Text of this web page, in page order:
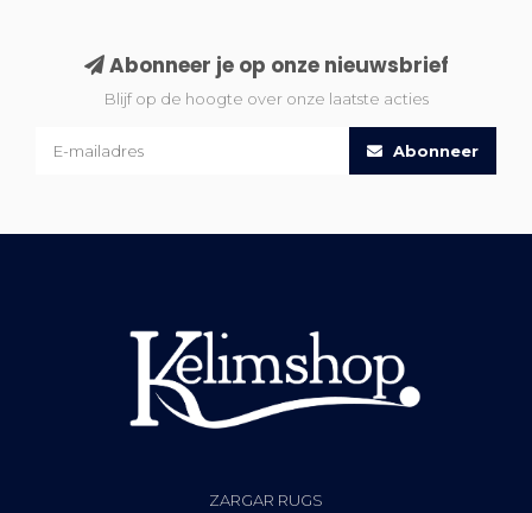
Abonneer je op onze nieuwsbrief
Blijf op de hoogte over onze laatste acties
Abonneer
ZARGAR RUGS